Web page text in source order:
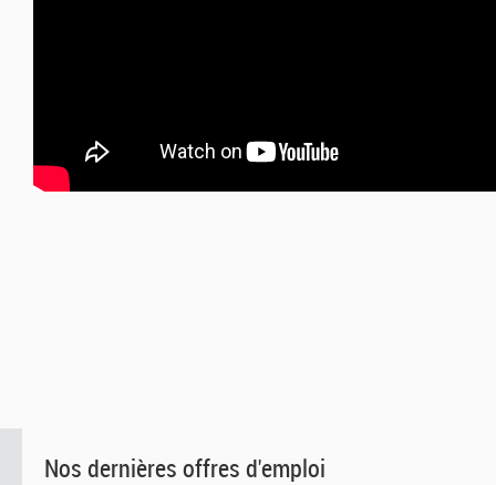
Nos dernières offres d'emploi